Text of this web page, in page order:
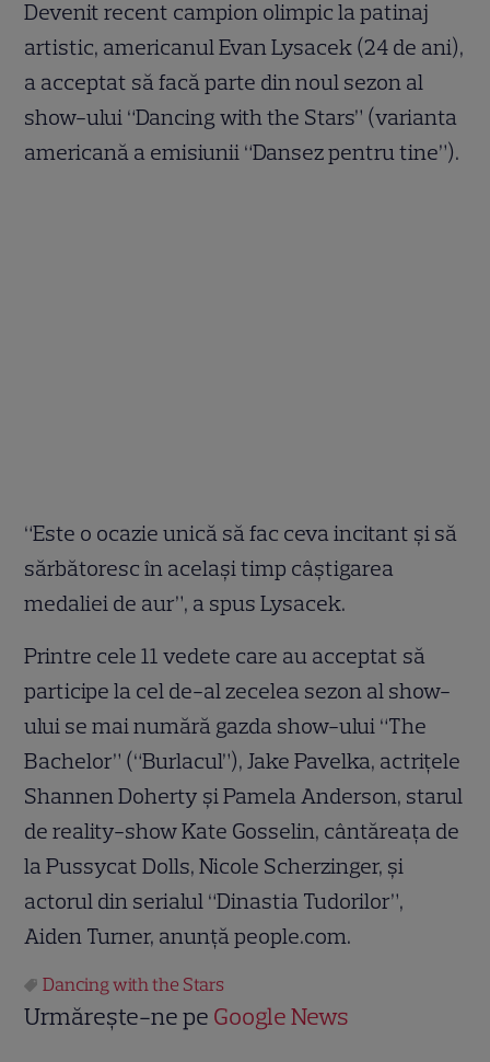
Devenit recent campion olimpic la patinaj
artistic, americanul Evan Lysacek (24 de ani),
a acceptat să facă parte din noul sezon al
show-ului “Dancing with the Stars” (varianta
americană a emisiunii “Dansez pentru tine”).
“Este o ocazie unică să fac ceva incitant şi să
sărbătoresc în acelaşi timp câştigarea
medaliei de aur”, a spus Lysacek.
Printre cele 11 vedete care au acceptat să
participe la cel de-al zecelea sezon al show-
ului se mai numără gazda show-ului “The
Bachelor” (“Burlacul”), Jake Pavelka, actriţele
Shannen Doherty şi Pamela Anderson, starul
de reality-show Kate Gosselin, cântăreaţa de
la Pussycat Dolls, Nicole Scherzinger, şi
actorul din serialul “Dinastia Tudorilor”,
Aiden Turner, anunţă people.com.
Dancing with the Stars
Urmărește-ne pe Google News